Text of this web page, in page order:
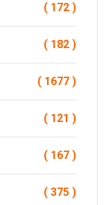
( 172 )
( 182 )
( 1677 )
( 121 )
( 167 )
( 375 )